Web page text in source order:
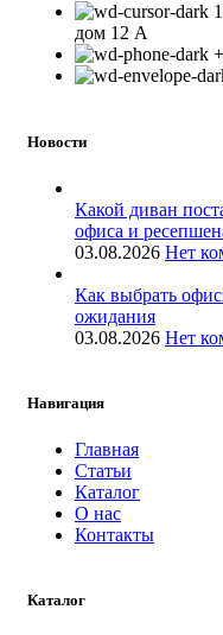
дом 12 А
Новости
Какой диван
офиса и
03.08.2026 Нет
Как выбрать
ожидания
03.08.2026 Нет
Навигация
Главная
Статьи
Каталог
О нас
Контакты
Каталог